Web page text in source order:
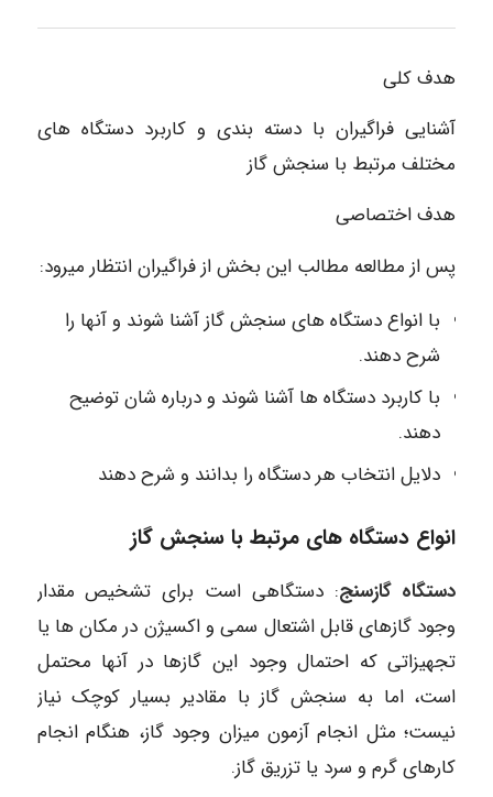
هدف کلی
آشنایی فراگیران با دسته بندی و کاربرد دستگاه های
مختلف مرتبط با سنجش گاز
هدف اختصاصی
پس از مطالعه مطالب این بخش از فراگیران انتظار میرود:
با انواع دستگاه های سنجش گاز آشنا شوند و آنها را
شرح دهند.
با کاربرد دستگاه ها آشنا شوند و درباره شان توضیح
دهند.
دلایل انتخاب هر دستگاه را بدانند و شرح دهند
انواع دستگاه های مرتبط با سنجش گاز
دستگاه گازسنج: دستگاهی است برای تشخیص مقدار
وجود گازهای قابل اشتعال سمی و اکسیژن در مکان ها یا
تجهیزاتی که احتمال وجود این گازها در آنها محتمل
است، اما به سنجش گاز با مقادیر بسیار کوچک نیاز
نیست؛ مثل انجام آزمون میزان وجود گاز، هنگام انجام
کارهای گرم و سرد یا تزریق گاز.